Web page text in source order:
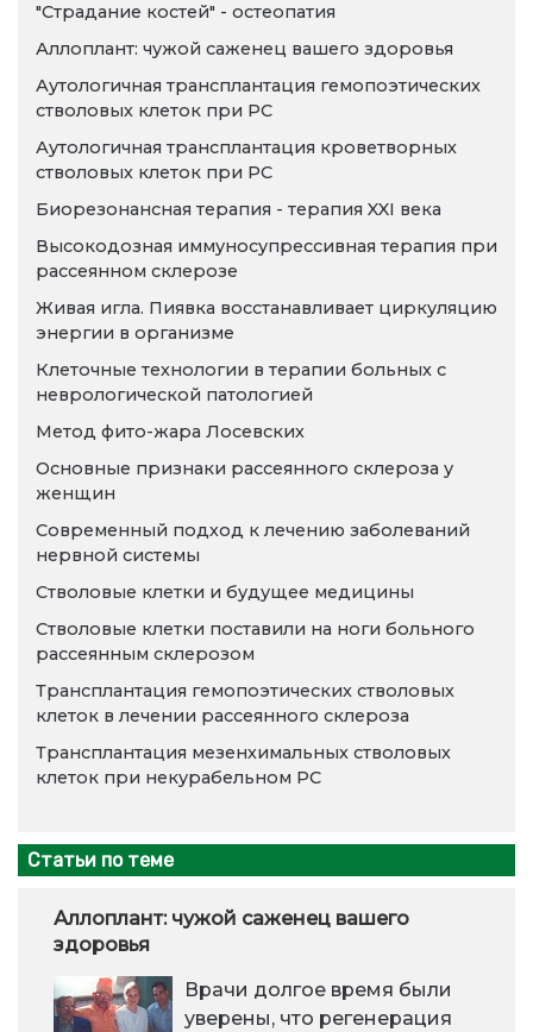
"Страдание костей" - остеопатия
Аллоплант: чужой саженец вашего здоровья
Аутологичная трансплантация гемопоэтических
стволовых клеток при РС
Аутологичная трансплантация кроветворных
стволовых клеток при РС
Биорезонансная терапия - терапия XXI века
Высокодозная иммуносупрессивная терапия при
рассеянном склерозе
Живая игла. Пиявка восстанавливает циркуляцию
энергии в организме
Клеточные технологии в терапии больных с
неврологической патологией
Метод фито-жара Лосевских
Основные признаки рассеянного склероза у
женщин
Современный подход к лечению заболеваний
нервной системы
Стволовые клетки и будущее медицины
Стволовые клетки поставили на ноги больного
рассеянным склерозом
Трансплантация гемопоэтических стволовых
клеток в лечении рассеянного склероза
Трансплантация мезенхимальных стволовых
клеток при некурабельном РС
Статьи по теме
Аллоплант: чужой саженец вашего
здоровья
Врачи долгое время были
уверены, что регенерация